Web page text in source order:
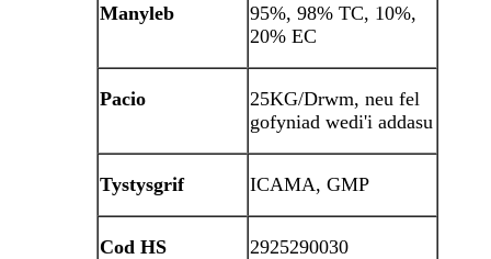
Manyleb
95%, 98% TC, 10%,
20% EC
Pacio
25KG/Drwm, neu fel
gofyniad wedi'i addasu
Tystysgrif ICAMA, GMP
Cod HS 2925290030